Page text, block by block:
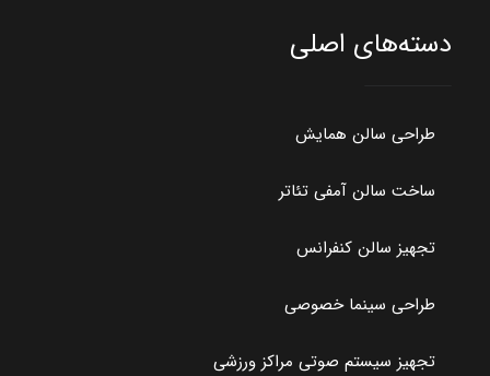
دسته‌های اصلی
طراحی سالن همایش
ساخت سالن آمفی تئاتر
تجهیز سالن کنفرانس
طراحی سینما خصوصی
تجهیز سیستم صوتی مراکز ورزشی